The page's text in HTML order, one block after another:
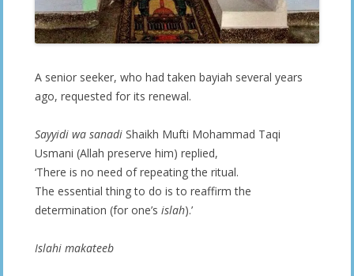
A senior seeker, who had taken bayiah several years
ago, requested for its renewal.
Sayyidi wa sanadi Shaikh Mufti Mohammad Taqi
Usmani (Allah preserve him) replied,
‘There is no need of repeating the ritual.
The essential thing to do is to reaffirm the
determination (for one’s islah).’
Islahi makateeb